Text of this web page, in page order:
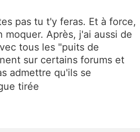
pas tu t'y feras. Et à force,
moquer. Après, j'ai aussi de
tous les "puits de
sur certains forums et
admettre qu'ils se